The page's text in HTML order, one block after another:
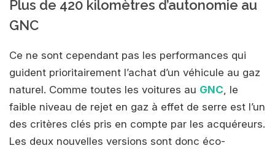
Plus de 420 kilomètres d’autonomie au
GNC
Ce ne sont cependant pas les performances qui
guident prioritairement l’achat d’un véhicule au gaz
naturel. Comme toutes les voitures au GNC, le
faible niveau de rejet en gaz à effet de serre est l’un
des critères clés pris en compte par les acquéreurs.
Les deux nouvelles versions sont donc éco-